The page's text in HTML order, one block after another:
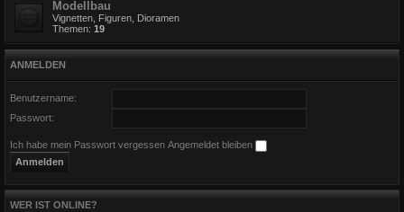
Modellbau
Vignetten, Figuren, Dioramen
Themen: 19
ANMELDEN
Benutzername:
Passwort:
Ich habe mein Passwort vergessen Angemeldet bleiben
WER IST ONLINE?